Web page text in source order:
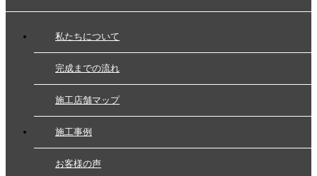
私たちについて
完成までの流れ
施工店舗マップ
施工事例
お客様の声